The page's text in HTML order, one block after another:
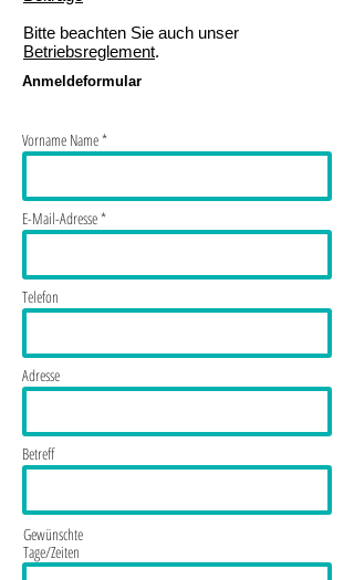
Bitte beachten Sie auch unser
Betriebsreglement.
Anmeldeformular
Vorname Name *
E-Mail-Adresse *
Telefon
Adresse
Betreff
Gewünschte
Tage/Zeiten